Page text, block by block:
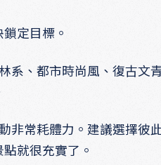
定目標。
系、都市時尚風、復古文
非常耗體力。建議選擇彼
就很充實了。